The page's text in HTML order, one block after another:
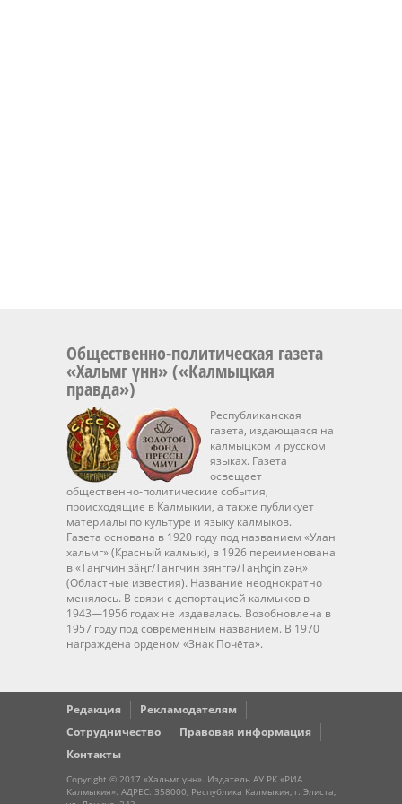
Общественно-политическая газета
«Хальмг үнн» («Калмыцкая
правда»)
Республиканская
газета, издающаяся на
калмыцком и русском
языках. Газета
освещает
общественно-политические события,
происходящие в Калмыкии, а также публикует
материалы по культуре и языку калмыков.
Газета основана в 1920 году под названием «Улан
хальмг» (Красный калмык), в 1926 переименована
в «Таңгчин зäңг/Тангчин зянггә/Taңhçin zәң»
(Областные известия). Название неоднократно
менялось. В связи с депортацией калмыков в
1943—1956 годах не издавалась. Возобновлена в
1957 году под современным названием. В 1970
награждена орденом «Знак Почёта».
Редакция
Рекламодателям
Сотрудничество
Правовая информация
Контакты
Copyright © 2017 «Хальмг үнн». Издатель АУ РК «РИА
Калмыкия». АДРЕС: 358000, Республика Калмыкия, г. Элиста,